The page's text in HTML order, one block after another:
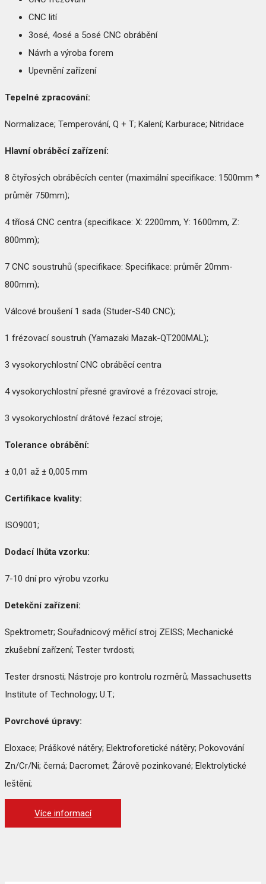
CNC lití
3osé, 4osé a 5osé CNC obrábění
Návrh a výroba forem
Upevnění zařízení
Tepelné zpracování:
Normalizace; Temperování, Q + T; Kalení; Karburace; Nitridace
Hlavní obráběcí zařízení:
8 čtyřosých obráběcích center (maximální specifikace: 1500mm *
průměr 750mm);
4 tříosá CNC centra (specifikace: X: 2200mm, Y: 1600mm, Z:
800mm);
7 CNC soustruhů (specifikace: Specifikace: průměr 20mm-
800mm);
Válcové broušení 1 sada (Studer-S40 CNC);
1 frézovací soustruh (Yamazaki Mazak-QT200MAL);
3 vysokorychlostní CNC obráběcí centra
4 vysokorychlostní přesné gravírové a frézovací stroje;
3 vysokorychlostní drátové řezací stroje;
Tolerance obrábění:
± 0,01 až ± 0,005 mm
Certifikace kvality:
ISO9001;
Dodací lhůta vzorku:
7-10 dní pro výrobu vzorku
Detekční zařízení:
Spektrometr; Souřadnicový měřicí stroj ZEISS; Mechanické
zkušební zařízení; Tester tvrdosti;
Tester drsnosti; Nástroje pro kontrolu rozměrů; Massachusetts
Institute of Technology; U.T.;
Povrchové úpravy:
Eloxace; Práškové nátěry; Elektroforetické nátěry; Pokovování
Zn/Cr/Ni; černá; Dacromet; Žárově pozinkované; Elektrolytické
leštění;
Více informací